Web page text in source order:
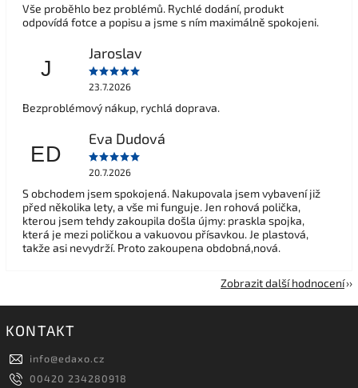
Vše proběhlo bez problémů. Rychlé dodání, produkt
odpovídá fotce a popisu a jsme s ním maximálně spokojeni.
J
Jaroslav
23.7.2026
Bezproblémový nákup, rychlá doprava.
ED
Eva Dudová
20.7.2026
S obchodem jsem spokojená. Nakupovala jsem vybavení již
před několika lety, a vše mi funguje. Jen rohová polička,
kterou jsem tehdy zakoupila došla újmy: praskla spojka,
která je mezi poličkou a vakuovou přísavkou. Je plastová,
takže asi nevydrží. Proto zakoupena obdobná,nová.
Zobrazit další hodnocení
KONTAKT
info@edaxo.cz
00420 234280918